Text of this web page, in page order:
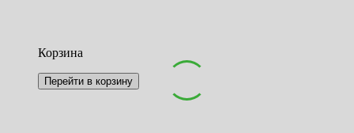
Корзина
Перейти в корзину